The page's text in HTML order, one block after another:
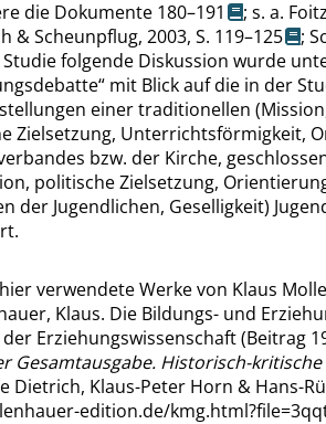
die Dokumente 180–191 ; s. a.
& Scheunpflug, 2003, S. 119–125 ;
folgende Diskussion wurde
“ mit Blick auf die in der
einer traditionellen
Zielsetzung, Unterrichtsförmigkeit,
bzw. der Kirche,
politische Zielsetzung,
der Jugendlichen, Geselligkeit)
verwendete Werke von Klaus
Klaus. Die Bildungs- und
Erziehungswissenschaft (Beitrag
Gesamtausgabe. Historisch-
Dietrich, Klaus-Peter Horn & Hans-
edition.de/